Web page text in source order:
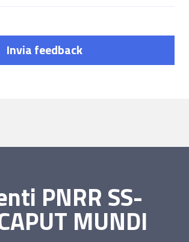
Invia feedback
PNRR SS-
MUNDI